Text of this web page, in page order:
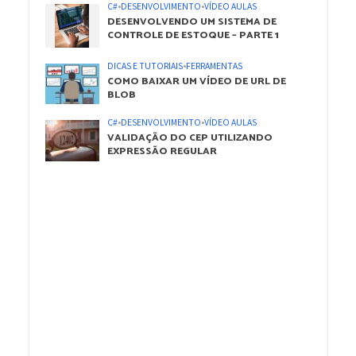
C#•DESENVOLVIMENTO•VÍDEO AULAS
DESENVOLVENDO UM SISTEMA DE
CONTROLE DE ESTOQUE – PARTE 1
DICAS E TUTORIAIS•FERRAMENTAS
COMO BAIXAR UM VÍDEO DE URL DE
BLOB
C#•DESENVOLVIMENTO•VÍDEO AULAS
VALIDAÇÃO DO CEP UTILIZANDO
EXPRESSÃO REGULAR